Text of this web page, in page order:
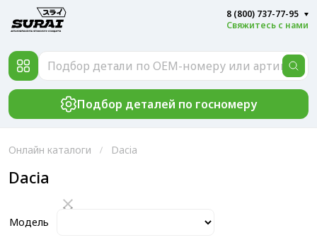
8 (800) 737-77-95
Свяжитесь с нами
Подбор деталей по госномеру
Онлайн каталоги Dacia
Dacia
Модель